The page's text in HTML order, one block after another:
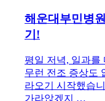
해운대부민병
기!
평일 저녁, 일과를
무런 전조 증상도
라오기 시작했습
가라앉겠지 …